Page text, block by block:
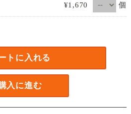
¥1,670 個
トに入れる
入に進む